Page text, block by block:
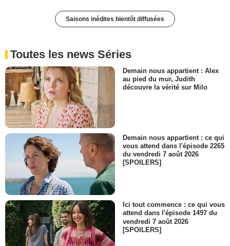
Saisons inédites bientôt diffusées
Toutes les news Séries
Demain nous appartient : Alex
au pied du mur, Judith
découvre la vérité sur Milo
Demain nous appartient : ce qui
vous attend dans l'épisode 2265
du vendredi 7 août 2026
[SPOILERS]
Ici tout commence : ce qui vous
attend dans l'épisode 1497 du
vendredi 7 août 2026
[SPOILERS]